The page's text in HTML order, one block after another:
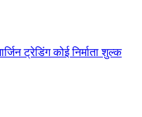
ट्रेडिंगकोई निर्माता शुल्क